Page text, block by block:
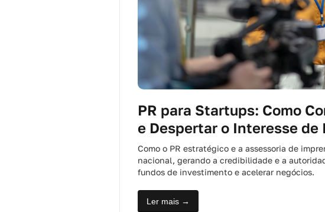
PR para Startups: Como
e Despertar o Interesse
Como o PR estratégico e a assessoria de
nacional, gerando a credibilidade e a
fundos de investimento e acelerar negócios.
Ler mais →